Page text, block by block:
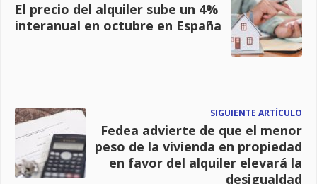
El precio del alquiler sube un 4%
interanual en octubre en España
SIGUIENTE ARTÍCULO
Fedea advierte de que el menor
peso de la vivienda en propiedad
en favor del alquiler elevará la
desigualdad